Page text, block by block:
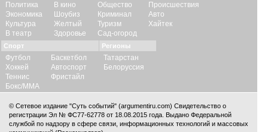
Политика
Экономика
Культура
В театр
В кино
Шоубиз
Желтый
Здоровье
Общество
Криминал
Туризм
Сад-огород
Происшествия
Авто
Хайтек
Спорт
Футбол
Хоккей
Теннис
Бокс/ММА
Баскетбол
Автоспорт
Фристайл
Регионы
Татарстан
Белоруссия
© Сетевое издание "Суть событий" (argumentiru.com) Свидетельство о
регистрации Эл № ФС77-62778 от 18.08.2015 года. Выдано Федеральной
службой по надзору в сфере связи, информационных технологий и массовых